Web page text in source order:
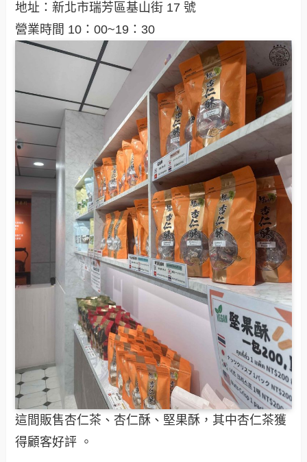
地址：新北市瑞芳區基山街 17 號
營業時間 10：00~19：30
這間販售杏仁茶、杏仁酥、堅果酥，其中杏仁茶獲
得顧客好評 。